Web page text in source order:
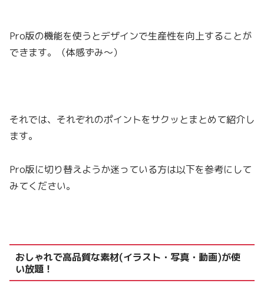
Pro版の機能を使うとデザインで生産性を向上することが
できます。（体感ずみ〜）
それでは、それぞれのポイントをサクッとまとめて紹介し
ます。
Pro版に切り替えようか迷っている方は以下を参考にして
みてください。
おしゃれで高品質な素材(イラスト・写真・動画)が使
い放題！